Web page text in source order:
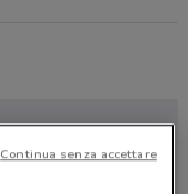
Continua senza accettare